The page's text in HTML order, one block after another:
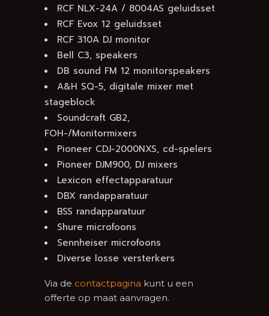
RCF NLX-24A / 8004AS geluidsset
RCF Evox 12 geluidsset
RCF 310A DJ monitor
Bell C3, speakers
DB sound FM 12 monitorspeakers
A&H SQ-5, digitale mixer met
stageblock
Soundcraft GB2,
FOH-/Monitormixers
Pioneer CDJ-2000NXS, cd-spelers
Pioneer DJM900, DJ mixers
Lexicon effectapparatuur
DBX randapparatuur
BSS randapparatuur
Shure microfoons
Sennheiser microfoons
Diverse losse versterkers
Via de contactpagina kunt u een
offerte op maat aanvragen.